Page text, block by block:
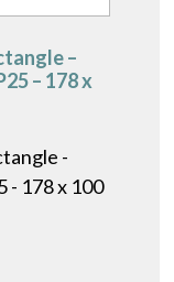
–
– 178 x
-
- 178 x 100